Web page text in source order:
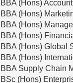
BBA (Hons)
BBA (Hons)
BBA (Hons)
BBA (Hons)
BBA (Hons) Global
BBA (Hons)
BBA Supply Chain
BSc (Hons)